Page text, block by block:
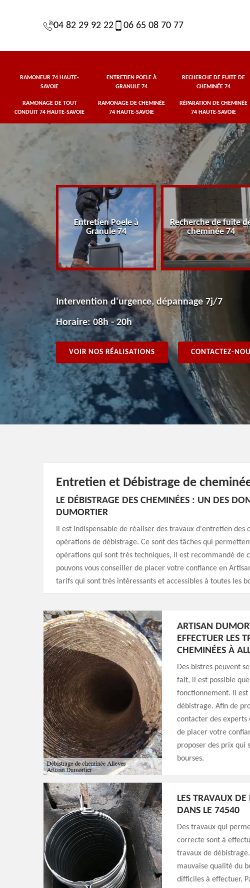
04 82 29 92 22 06 65 08 70 77
RAMONEUR 74 HAUTE-
SAVOIE
ENTRETIEN POELE À
GRANULE 74
RECHERCHE DE FUITE DE
CHEMINÉE 74
RAMONAGE DE TOUT
CONDUIT 74 HAUTE-SAVOIE
RAMONAGE DE CHEMINÉE
74 HAUTE-SAVOIE
RÉPARATION DE CHEMINÉE
74 HAUTE-SAVOIE
Haute-
Entretien Poele à
Granule 74
Recherche de fuite
cheminée 74
Intervention d'urgence, dépannage 7j/7
Horaire: 08h - 20h
VOIR NOS RÉALISATIONS CONTACTEZ-
Entretien et Débistrage de
LE DÉBISTRAGE DES CHEMINÉES : UN DES
DUMORTIER
Il est indispensable de réaliser des travaux d'entretien
opérations de débistrage. Ce sont des tâches qui
opérations qui sont très techniques, il est recommandé de
pouvons vous conseiller de placer votre confiance en
tarifs qui sont très intéressants et accessibles à toutes les
ARTISAN
EFFECTUER LES
CHEMINÉES À
Des bistres peuvent
fait, il est possible
fonctionnement. Il est
débistrage. Afin de
contacter des experts
de placer votre
proposer des prix qui
bourses.
LES TRAVAUX DE
DANS LE 74540
Des travaux qui
correcte sont à
travaux de
mauvaise qualité du
difficiles à effectuer.